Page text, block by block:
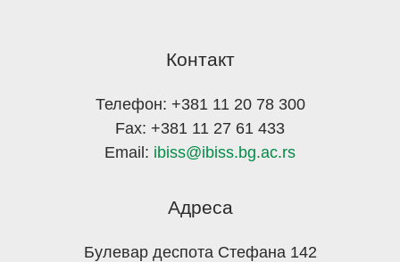
Контакт
Телефон: +381 11 20 78 300
Fax: +381 11 27 61 433
Email: ibiss@ibiss.bg.ac.rs
Адреса
Булевар деспота Стефана 142